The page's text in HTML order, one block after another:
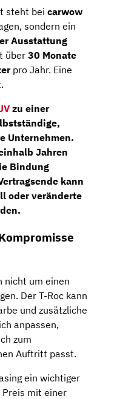
steht bei carwow
sondern ein
Ausstattung
über30 Monate
pro Jahr. Eine
zu einer
Unternehmen.
Jahren
Bindung
kann
oder veränderte
nicht um einen
Der T-Roc kann
und zusätzliche
anpassen,
zum
Auftritt passt.
ein wichtiger
mit einer